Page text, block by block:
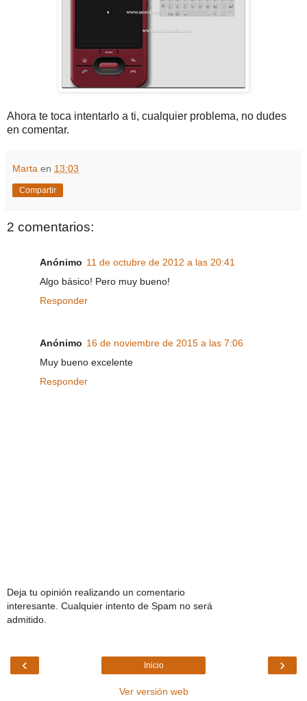
Ahora te toca intentarlo a ti, cualquier problema, no dudes
en comentar.
Marta en 13:03
Compartir
2 comentarios:
Anónimo 11 de octubre de 2012 a las 20:41
Algo básico! Pero muy bueno!
Responder
Anónimo 16 de noviembre de 2015 a las 7:06
Muy bueno excelente
Responder
Deja tu opinión realizando un comentario
interesante. Cualquier intento de Spam no será
admitido.
‹ ›
Inicio
Ver versión web